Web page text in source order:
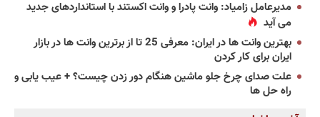
مدیرعامل زامیاد: وانت پادرا و وانت اکستند با استانداردهای جدید
می آید
بهترین وانت ها در ایران: معرفی 25 تا از برترین وانت ها در بازار
ایران برای کار کردن
علت صدای چرخ جلو ماشین هنگام دور زدن چیست؟ + عیب یابی و
راه حل ها